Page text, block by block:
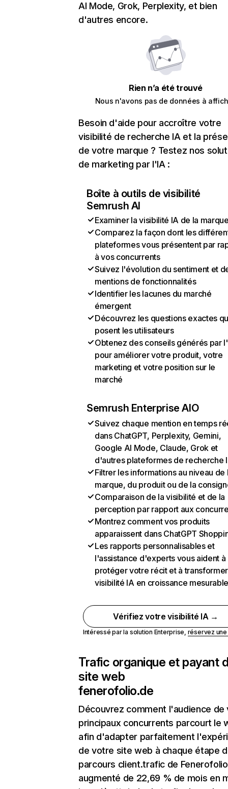
AI Mode, Grok, Perplexity, et bien
d'autres encore.
Rien n’a été trouvé
Nous n'avons pas de données à
Besoin d'aide pour accroître votre
visibilité de recherche IA et la
de votre marque ? Testez nos
de marketing par l'IA :
Boîte à outils de visibilité
Semrush AI
Examiner la visibilité IA de la
Comparez la façon dont les
plateformes vous présentent par
à vos concurrents
Suivez l'évolution du sentiment et
mentions de fonctionnalités
Identifier les lacunes du marché
émergent
Découvrez les questions exactes
posent les utilisateurs
Obtenez des conseils générés par
pour améliorer votre produit, votre
marketing et votre position sur le
marché
Semrush Enterprise AIO
Suivez chaque mention en temps
dans ChatGPT, Perplexity, Gemini,
Google AI Mode, Claude, Grok et
d'autres plateformes de recherche
Filtrer les informations au niveau de
marque, du produit ou de la
Comparaison de la visibilité et de la
perception par rapport aux
Montrez comment vos produits
apparaissent dans ChatGPT
Les rapports personnalisables et
l'assistance d'experts vous aident à
protéger votre récit et à
visibilité IA en croissance
Vérifiez votre visibilité IA →
Intéressé par la solution Enterprise, réservez
Trafic organique et payant
site web
fenerofolio.de
Découvrez comment l'audience de
principaux concurrents parcourt le
afin d'adapter parfaitement
de votre site web à chaque étape
parcours client.trafic de
augmenté de 22,69 % de mois en